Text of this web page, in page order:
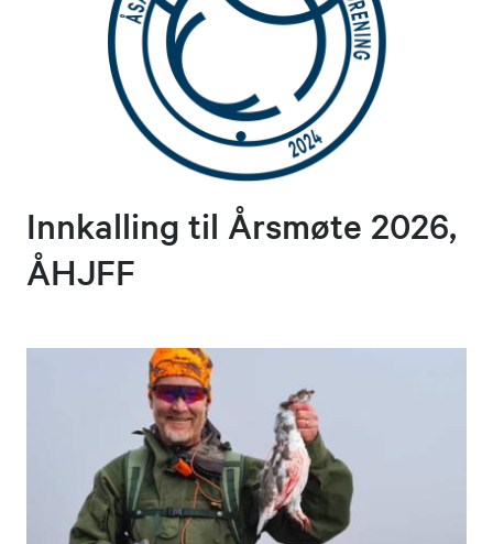
Innkalling til Årsmøte 2026,
ÅHJFF